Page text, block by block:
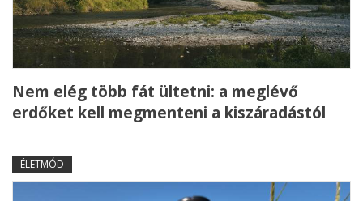
Nem elég több fát ültetni: a meglévő
erdőket kell megmenteni a kiszáradástól
ÉLETMÓD